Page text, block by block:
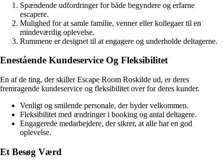
Spændende udfordringer for både begyndere og erfarne
escapere.
Mulighed for at samle familie, venner eller kollegaer til en
mindeværdig oplevelse.
Rummene er designet til at engagere og underholde deltagerne.
Enestående Kundeservice Og Fleksibilitet
En af de ting, der skiller Escape Room Roskilde ud, er deres
fremragende kundeservice og fleksibilitet over for deres kunder.
Venligt og smilende personale, der byder velkommen.
Fleksibilitet med ændringer i booking og antal deltagere.
Engagerede medarbejdere, der sikrer, at alle har en god
oplevelse.
Et Besøg Værd